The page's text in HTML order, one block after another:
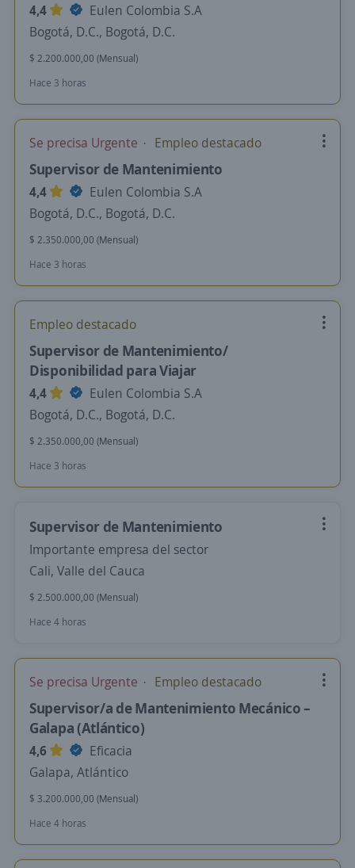
4,4
Eulen Colombia S.A
Bogotá, D.C., Bogotá, D.C.
$ 2.200.000,00 (Mensual)
Hace 3 horas
Se precisa Urgente Empleo destacado
Supervisor de Mantenimiento
4,4
Eulen Colombia S.A
Bogotá, D.C., Bogotá, D.C.
$ 2.350.000,00 (Mensual)
Hace 3 horas
Empleo destacado
Supervisor de Mantenimiento/
Disponibilidad para Viajar
4,4
Eulen Colombia S.A
Bogotá, D.C., Bogotá, D.C.
$ 2.350.000,00 (Mensual)
Hace 3 horas
Supervisor de Mantenimiento
Importante empresa del sector
Cali, Valle del Cauca
$ 2.500.000,00 (Mensual)
Hace 4 horas
Se precisa Urgente Empleo destacado
Supervisor/a de Mantenimiento Mecánico –
Galapa (Atlántico)
4,6
Eficacia
Galapa, Atlántico
$ 3.200.000,00 (Mensual)
Hace 4 horas